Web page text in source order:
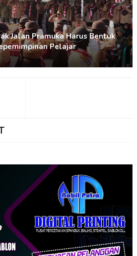
Jalan Pramuka Harus Bentuk
Pelajar